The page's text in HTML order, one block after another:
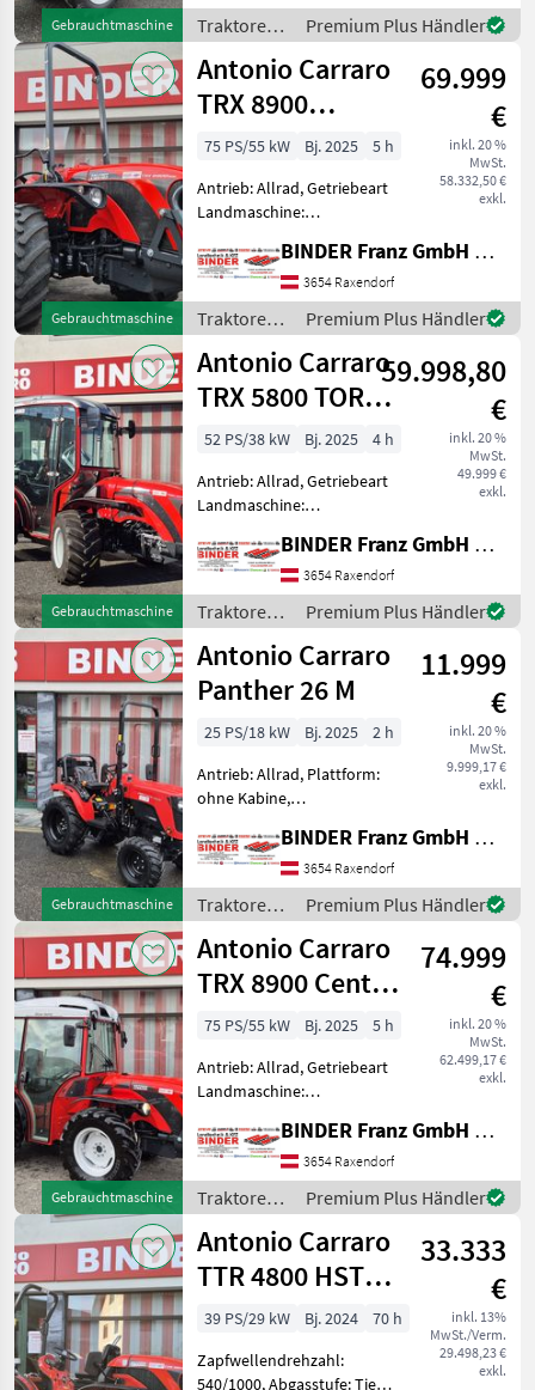
Gebrauchtmaschine
Höchstgeschwindigkeit in
km/h: 30 km/h, Aufladung:
Turbolader,
Traktoren /
Antonio
Carraro
Premium Plus Händler
Gebrauchtmaschine
Antonio Carraro
TRX 8900
MonteCento
Cabrio
69.999
€
inkl. 20 %
MwSt.
58.332,50 €
exkl.
75 PS/55 kW Bj. 2025
5 h
Antrieb: Allrad, Getriebeart
Landmaschine:
ohne Kabine,
Zapfwellendrehzahl:
540/750,
Höchstgeschwindigkeit in
km/h: 40 km/h, Aufladung:
Turbola
BINDER Franz GmbH & CoKG
3654 Raxendorf
Traktoren /
Antonio
Carraro
Premium Plus Händler
Gebrauchtmaschine
Antonio Carraro
TRX 5800 TORA
RedCab+JOY+Uniflex
59.998,80
€
inkl. 20 %
MwSt.
49.999 €
exkl.
52 PS/38 kW Bj. 2025
4 h
Antrieb: Allrad, Getriebeart
Landmaschine:
Kabine,
Zapfwellendrehzahl:
540/750,
Höchstgeschwindigkeit in
km/h: 30 km/h, Aufladung:
Turbolader, A
BINDER Franz GmbH & CoKG
3654 Raxendorf
Traktoren /
Antonio
Carraro
Premium Plus Händler
Gebrauchtmaschine
Antonio Carraro
Panther 26 M
11.999
€
inkl. 20 %
MwSt.
9.999,17 €
exkl.
25 PS/18 kW Bj. 2025
2 h
Antrieb: Allrad, Plattform:
ohne Kabine,
540/750,
Höchstgeschwindigkeit in
km/h: 25 km/h, Abgasstufe:
Tier 5, Bolzengröße
Anhängevorrichtung (mm):
32m
BINDER Franz GmbH & CoKG
3654 Raxendorf
Traktoren /
Antonio
Carraro
Premium Plus Händler
Gebrauchtmaschine
Antonio Carraro
TRX 8900 Cento
StarLight
74.999
€
inkl. 20 %
MwSt.
62.499,17 €
exkl.
75 PS/55 kW Bj. 2025
5 h
Antrieb: Allrad, Getriebeart
Landmaschine:
Kabine,
Zapfwellendrehzahl:
540/750,
Höchstgeschwindigkeit in
km/h: 40 km/h, Aufladung:
Turbolader, A
BINDER Franz GmbH & CoKG
3654 Raxendorf
Traktoren /
Antonio
Carraro
Premium Plus Händler
Antonio Carraro
TTR 4800 HST
Hydrostat
33.333
€
inkl. 13%
MwSt./Verm.
29.498,23 €
exkl.
39 PS/29 kW Bj. 2024
70 h
Zapfwellendrehzahl:
540/1000, Abgasstufe: Tier